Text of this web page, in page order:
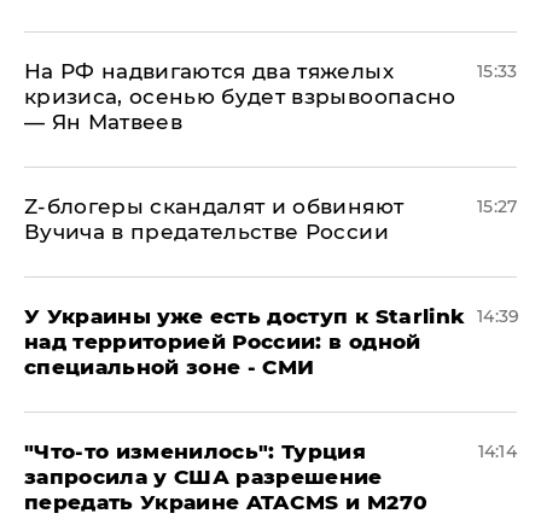
На РФ надвигаются два тяжелых
кризиса, осенью будет взрывоопасно
— Ян Матвеев
15:33
Z-блогеры скандалят и обвиняют
Вучича в предательстве России
15:27
У Украины уже есть доступ к Starlink
над территорией России: в одной
специальной зоне - СМИ
14:39
​"Что-то изменилось": Турция
запросила у США разрешение
передать Украине ATACMS и M270
14:14